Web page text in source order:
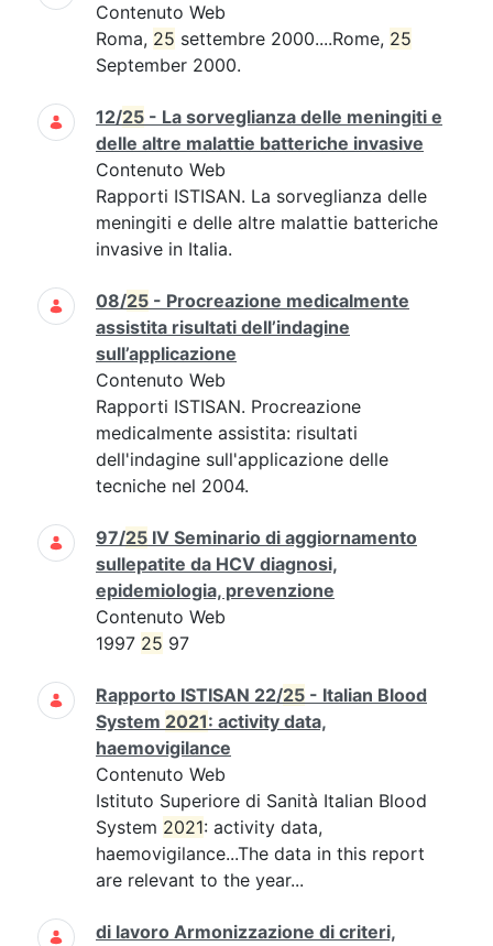
Contenuto Web
Roma, 25 settembre 2000....Rome, 25
September 2000.
12/25 - La sorveglianza delle meningiti e
delle altre malattie batteriche invasive
Contenuto Web
Rapporti ISTISAN. La sorveglianza delle
meningiti e delle altre malattie batteriche
invasive in Italia.
08/25 - Procreazione medicalmente
assistita risultati dell’indagine
sull’applicazione
Contenuto Web
Rapporti ISTISAN. Procreazione
medicalmente assistita: risultati
dell'indagine sull'applicazione delle
tecniche nel 2004.
97/25 IV Seminario di aggiornamento
sullepatite da HCV diagnosi,
epidemiologia, prevenzione
Contenuto Web
1997 25 97
Rapporto ISTISAN 22/25 - Italian Blood
System 2021: activity data,
haemovigilance
Contenuto Web
Istituto Superiore di Sanità Italian Blood
System 2021: activity data,
haemovigilance...The data in this report
are relevant to the year...
di lavoro Armonizzazione di criteri,